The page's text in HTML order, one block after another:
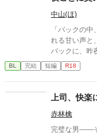
中山(ほ)
「パックの中、僕の
れる甘い声と
パックに、昨
が残っていた。 相談しようと向かった相手こそが、自分を侵
ている張本人
BL 完結 短編 R18
上司、快楽
赤林檎
完璧な男――